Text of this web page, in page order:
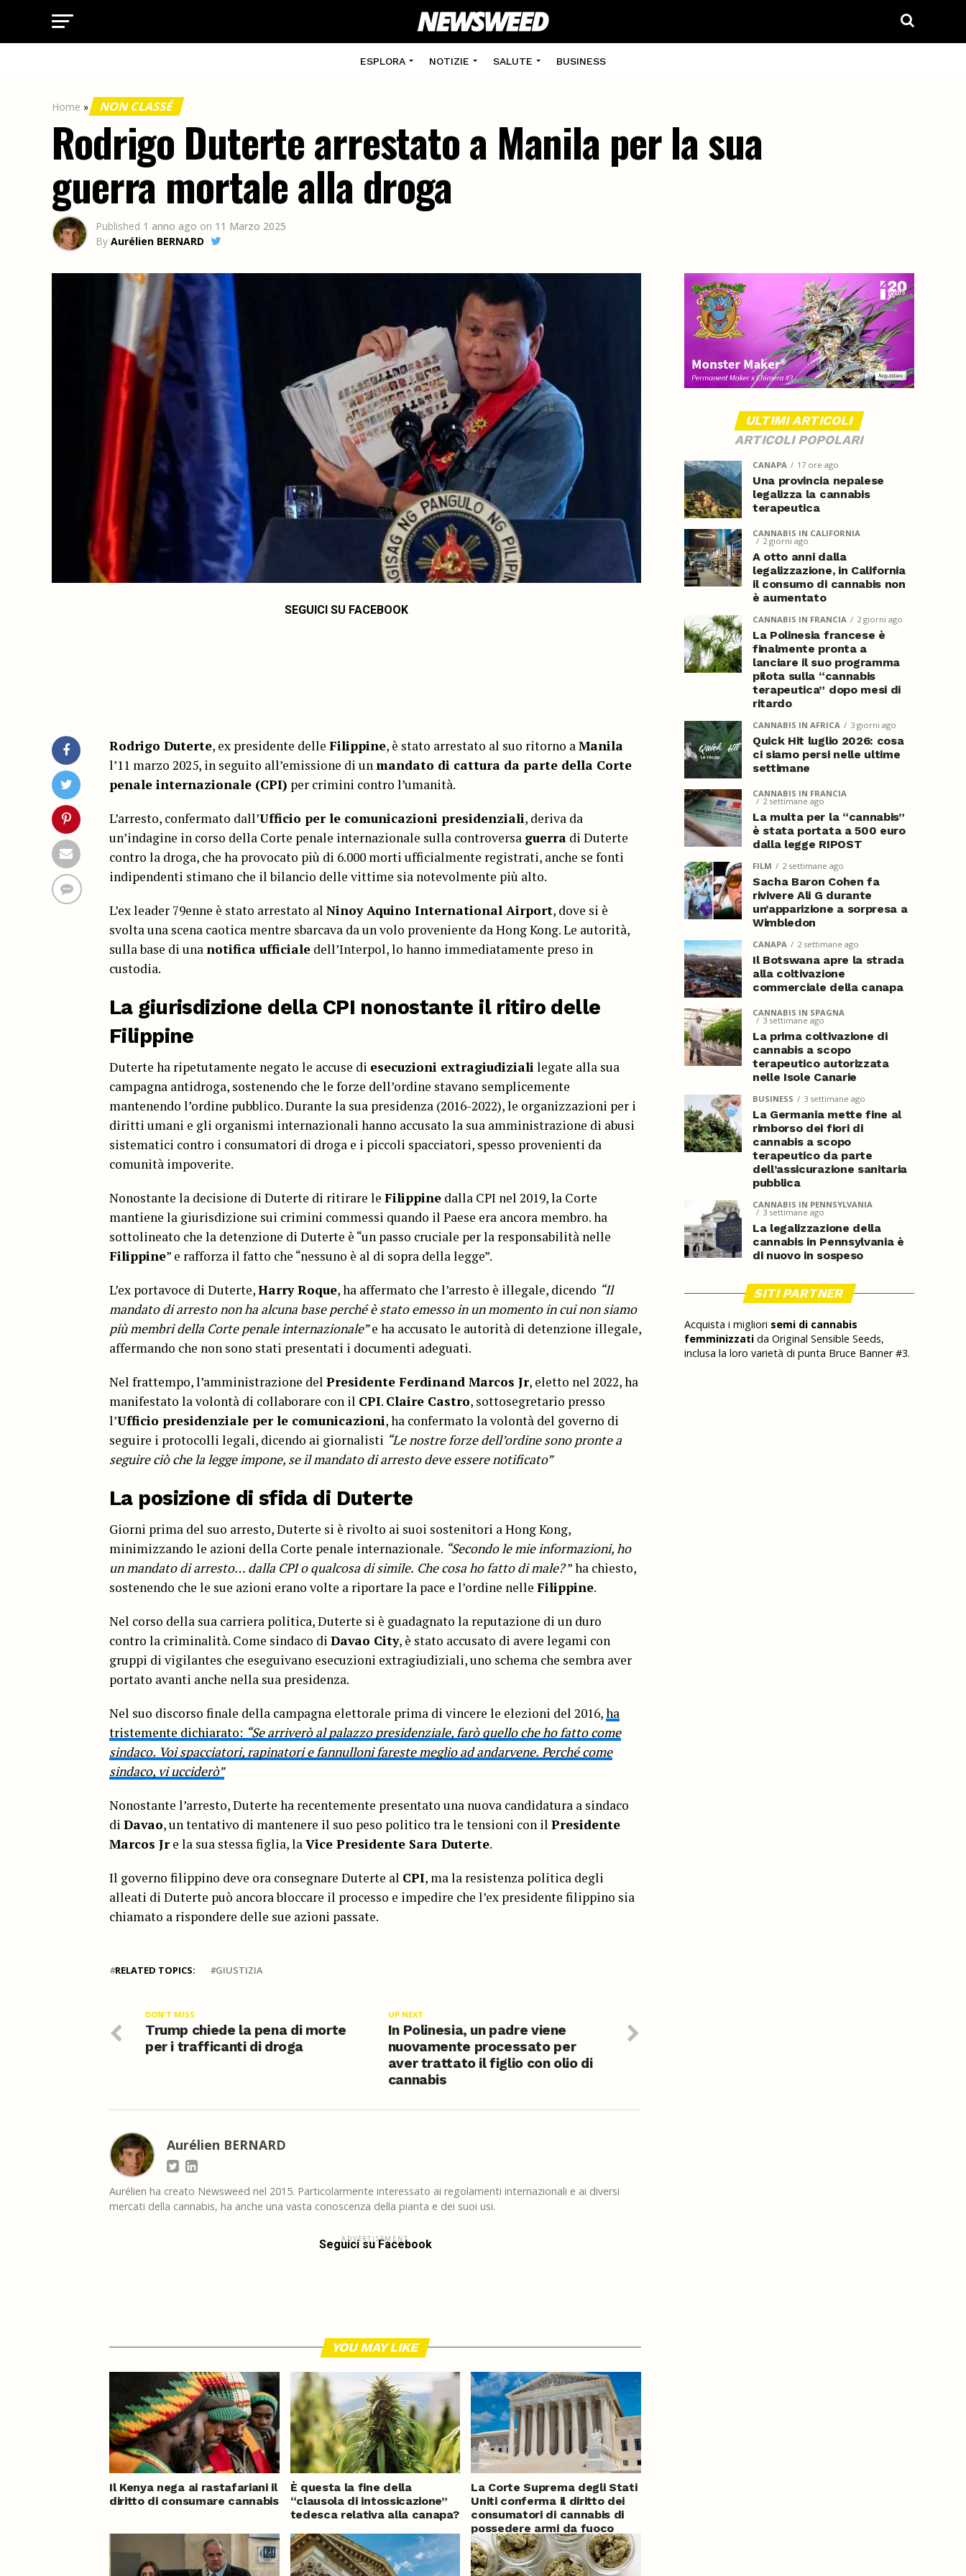
ESPLORA NOTIZIE SALUTE BUSINESS
Home » NON CLASSÉ
Rodrigo Duterte arrestato a Manila per la sua
guerra mortale alla droga
Published 1 anno ago on 11 Marzo 2025
By Aurélien BERNARD
SEGUICI SU FACEBOOK
Rodrigo Duterte, ex presidente delle Filippine, è stato arrestato al suo ritorno a Manila
l’11 marzo 2025, in seguito all’emissione di un mandato di cattura da parte della Corte
penale internazionale (CPI) per crimini contro l’umanità.
L’arresto, confermato dall’Ufficio per le comunicazioni presidenziali, deriva da
un’indagine in corso della Corte penale internazionale sulla controversa guerra di Duterte
contro la droga, che ha provocato più di 6.000 morti ufficialmente registrati, anche se fonti
indipendenti stimano che il bilancio delle vittime sia notevolmente più alto.
L’ex leader 79enne è stato arrestato al Ninoy Aquino International Airport, dove si è
svolta una scena caotica mentre sbarcava da un volo proveniente da Hong Kong. Le autorità,
sulla base di una notifica ufficiale dell’Interpol, lo hanno immediatamente preso in
custodia.
La giurisdizione della CPI nonostante il ritiro delle
Filippine
Duterte ha ripetutamente negato le accuse di esecuzioni extragiudiziali legate alla sua
campagna antidroga, sostenendo che le forze dell’ordine stavano semplicemente
mantenendo l’ordine pubblico. Durante la sua presidenza (2016-2022), le organizzazioni per i
diritti umani e gli organismi internazionali hanno accusato la sua amministrazione di abusi
sistematici contro i consumatori di droga e i piccoli spacciatori, spesso provenienti da
comunità impoverite.
Nonostante la decisione di Duterte di ritirare le Filippine dalla CPI nel 2019, la Corte
mantiene la giurisdizione sui crimini commessi quando il Paese era ancora membro.ha
sottolineato che la detenzione di Duterte è “un passo cruciale per la responsabilità nelle
Filippine” e rafforza il fatto che “nessuno è al di sopra della legge”.
L’ex portavoce di Duterte,Harry Roque, ha affermato che l’arresto è illegale, dicendo “Il
mandato di arresto non ha alcuna base perché è stato emesso in un momento in cui non siamo
più membri della Corte penale internazionale”e ha accusato le autorità di detenzione illegale,
affermando che non sono stati presentati i documenti adeguati.
Nel frattempo, l’amministrazione del Presidente Ferdinand Marcos Jr, eletto nel 2022, ha
manifestato la volontà di collaborare con il CPI. Claire Castro, sottosegretario presso
l’Ufficio presidenziale per le comunicazioni, ha confermato la volontà del governo di
seguire i protocolli legali, dicendo ai giornalisti “Le nostre forze dell’ordine sono pronte a
seguire ciò che la legge impone, se il mandato di arresto deve essere notificato”
La posizione di sfida di Duterte
Giorni prima del suo arresto, Duterte si è rivolto ai suoi sostenitori a Hong Kong,
minimizzando le azioni della Corte penale internazionale. “Secondo le mie informazioni, ho
un mandato di arresto… dalla CPI o qualcosa di simile. Che cosa ho fatto di male?” ha chiesto,
sostenendo che le sue azioni erano volte a riportare la pace e l’ordine nelle Filippine.
Nel corso della sua carriera politica, Duterte si è guadagnato la reputazione di un duro
contro la criminalità. Come sindaco di Davao City, è stato accusato di avere legami con
gruppi di vigilantes che eseguivano esecuzioni extragiudiziali, uno schema che sembra aver
portato avanti anche nella sua presidenza.
Nel suo discorso finale della campagna elettorale prima di vincere le elezioni del 2016,ha
tristemente dichiarato: “Se arriverò al palazzo presidenziale, farò quello che ho fatto come
sindaco. Voi spacciatori, rapinatori e fannulloni fareste meglio ad andarvene. Perché come
sindaco, vi ucciderò”
Nonostante l’arresto, Duterte ha recentemente presentato una nuova candidatura a sindaco
di Davao, un tentativo di mantenere il suo peso politico tra le tensioni con il Presidente
Marcos Jre la sua stessa figlia, la Vice Presidente Sara Duterte.
Il governo filippino deve ora consegnare Duterte al CPI, ma la resistenza politica degli
alleati di Duterte può ancora bloccare il processo e impedire che l’ex presidente filippino sia
chiamato a rispondere delle sue azioni passate.
RELATED TOPICS: GIUSTIZIA
UP NEXT
In Polinesia, un padre viene
nuovamente processato per
aver trattato il figlio con olio di
cannabis
DON'T MISS
Trump chiede la pena di morte
per i trafficanti di droga
Aurélien BERNARD
Aurélien ha creato Newsweed nel 2015. Particolarmente interessato ai regolamenti internazionali e ai diversi
mercati della cannabis, ha anche una vasta conoscenza della pianta e dei suoi usi.
ADVERTISEMENT
Seguici su Facebook
YOU MAY LIKE
Il Kenya nega ai rastafariani il
diritto di consumare cannabis
È questa la fine della
“clausola di intossicazione”
tedesca relativa alla canapa?
La Corte Suprema degli Stati
Uniti conferma il diritto dei
consumatori di cannabis di
possedere armi da fuoco
ULTIMI ARTICOLI
ARTICOLI POPOLARI
CANAPA 17 ore ago
Una provincia nepalese
legalizza la cannabis
terapeutica
CANNABIS IN CALIFORNIA
2 giorni ago
A otto anni dalla
legalizzazione, in California
il consumo di cannabis non
è aumentato
CANNABIS IN FRANCIA 2 giorni ago
La Polinesia francese è
finalmente pronta a
lanciare il suo programma
pilota sulla “cannabis
terapeutica” dopo mesi di
ritardo
CANNABIS IN AFRICA 3 giorni ago
Quick Hit luglio 2026: cosa
ci siamo persi nelle ultime
settimane
CANNABIS IN FRANCIA
2 settimane ago
La multa per la “cannabis”
è stata portata a 500 euro
dalla legge RIPOST
FILM 2 settimane ago
Sacha Baron Cohen fa
rivivere Ali G durante
un’apparizione a sorpresa a
Wimbledon
CANAPA 2 settimane ago
Il Botswana apre la strada
alla coltivazione
commerciale della canapa
CANNABIS IN SPAGNA
3 settimane ago
La prima coltivazione di
cannabis a scopo
terapeutico autorizzata
nelle Isole Canarie
BUSINESS 3 settimane ago
La Germania mette fine al
rimborso dei fiori di
cannabis a scopo
terapeutico da parte
dell’assicurazione sanitaria
pubblica
CANNABIS IN PENNSYLVANIA
3 settimane ago
La legalizzazione della
cannabis in Pennsylvania è
di nuovo in sospeso
SITI PARTNER
Acquista i migliori semi di cannabis
femminizzati da Original Sensible Seeds,
inclusa la loro varietà di punta Bruce Banner #3.